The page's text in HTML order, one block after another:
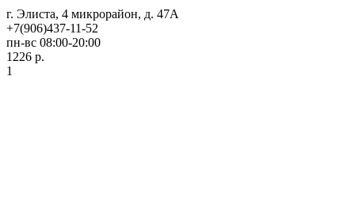
г. Элиста, 4 микрорайон, д. 47А
+7(906)437-11-52
пн-вс 08:00-20:00
1226 р.
1